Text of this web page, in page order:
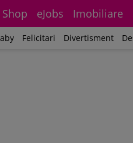
Shop eJobs Imobiliare
Felicitari Divertisment